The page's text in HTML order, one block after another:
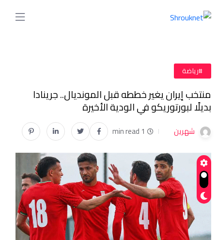
#رياضة
منتخب إيران يغير خططه قبل المونديال.. جرينادا
بديلًا لبورتوريكو في الودية الأخيرة
شهرين 1 min read